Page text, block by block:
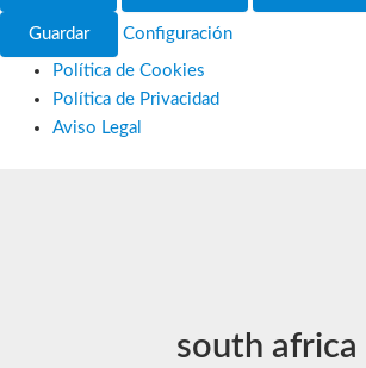
Guardar Configuración
Política de Cookies
Política de Privacidad
Aviso Legal
south africa